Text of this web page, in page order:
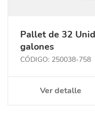
Pallet de 32
galones
CÓDIGO: 250038-758
Ver detalle